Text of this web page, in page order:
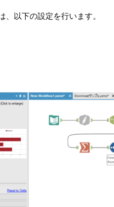
、以下の設定を行います。